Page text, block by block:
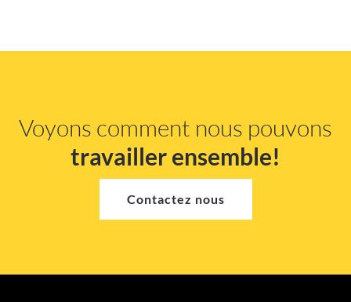
Voyons comment nous pouvons
travailler ensemble!
Contactez nous